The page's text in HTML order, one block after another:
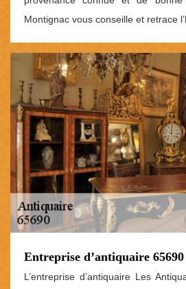
Montignac vous conseille et retrace
Entreprise d’antiquaire 65690
L’entreprise d’antiquaire Les